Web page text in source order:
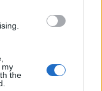
my
the
disparaît